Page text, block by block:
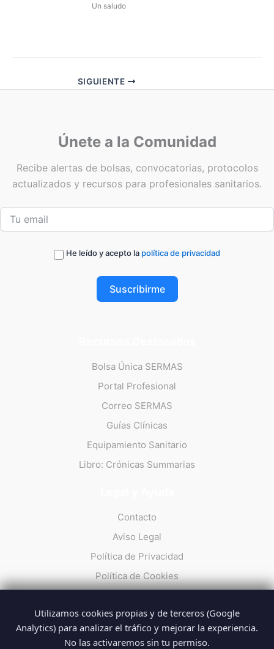
Un saludo
SIGUIENTE
Únete a la Comunidad
Recibe alertas de bolsas, convocatorias, protocolos
actualizados y recursos para profesionales sanitarios.
He leído y acepto la política de privacidad
Suscribirme
Bolsa Única SERMAS
Portal Profesional
Correo SERMAS
Guías Clínicas
Equipamiento Sanitario
Libro: Crónicas Summarias
Contacto
Aviso Legal
Política de Privacidad
Política de Cookies
© 2026 Summarios · La web no oficial de los profesionales del
Utilizamos cookies propias y de terceros (Google
Analytics) para analizar el tráfico y mejorar la experiencia.
No las activaremos sin tu permiso.